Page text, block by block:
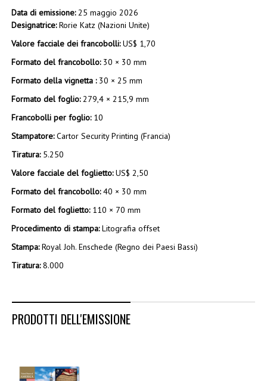
Data di emissione:25 maggio 2026
Designatrice:Rorie Katz (Nazioni Unite)
Valore facciale dei francobolli:US$ 1,70
Formato del francobollo:30 × 30 mm
Formato della vignetta :30 × 25 mm
Formato del foglio:279,4 × 215,9 mm
Francobolli per foglio:10
Stampatore:Cartor Security Printing (Francia)
Tiratura:5.250
Valore facciale del foglietto:US$ 2,50
Formato del francobollo:40 × 30 mm
Formato del foglietto:110 × 70 mm
Procedimento di stampa:Litografia offset
Stampa:Royal Joh. Enschede (Regno dei Paesi Bassi)
Tiratura:8.000
PRODOTTI DELL'EMISSIONE